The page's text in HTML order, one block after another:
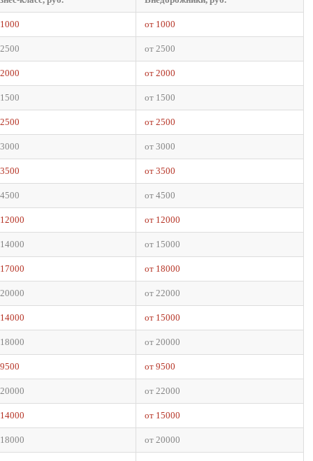
от 1000
от 2500
от 2000
от 1500
от 2500
от 3000
от 3500
от 4500
от 12000
от 15000
от 18000
от 22000
от 15000
от 20000
от 9500
от 22000
от 15000
от 20000